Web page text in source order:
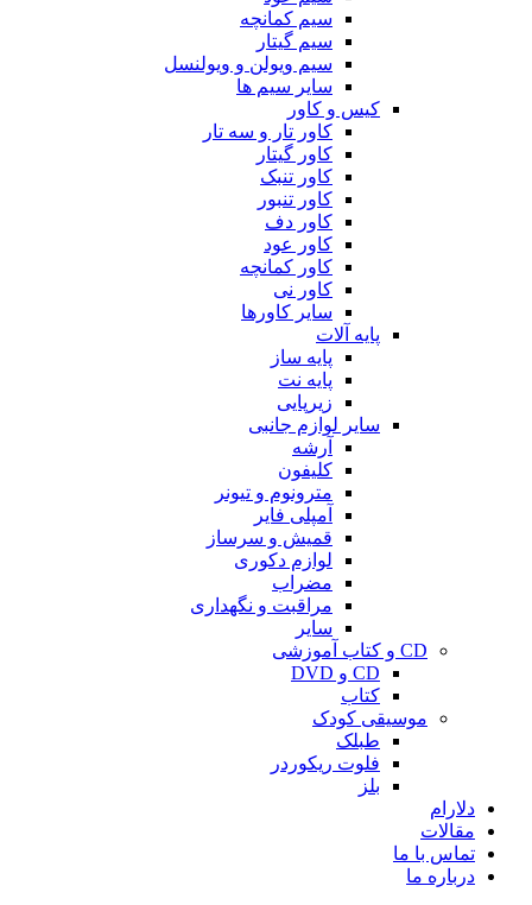
سیم کمانچه
سیم گیتار
سیم ویولن و ویولنسل
سایر سیم ها
کیس و کاور
کاور تار و سه تار
کاور گیتار
کاور تنبک
کاور تنبور
کاور دف
کاور عود
کاور کمانچه
کاور نی
سایر کاورها
پایه آلات
پایه ساز
پایه نت
زیرپایی
سایر لوازم جانبی
آرشه
کلیفون
مترونوم و تیونر
آمپلی فایر
قمیش و سرساز
لوازم دکوری
مضراب
مراقبت و نگهداری
سایر
CD و کتاب آموزشی
CD و DVD
کتاب
موسیقی کودک
طبلک
فلوت ریکوردر
بلز
دلارام
مقالات
تماس با ما
درباره ما